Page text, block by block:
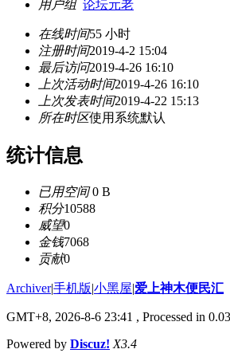
用户组 论坛元老
在线时间55 小时
注册时间2019-4-2 15:04
最后访问2019-4-26 16:10
上次活动时间2019-4-26 16:10
上次发表时间2019-4-22 15:13
所在时区使用系统默认
统计信息
已用空间0 B
积分10588
威望0
金钱7068
贡献0
Archiver|手机版|小黑屋|爱上神木便民汇
GMT+8, 2026-8-6 23:41 , Processed in
Powered by Discuz! X3.4